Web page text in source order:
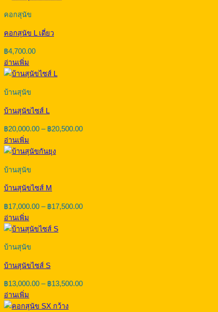
คอกสุนัข
คอกสุนัข L เดี่ยว
฿4,700.00
อ่านเพิ่ม
บ้านสุนัข
บ้านสุนัขไซส์ L
฿20,000.00 – ฿20,500.00Price
อ่านเพิ่ม
บ้านสุนัข
บ้านสุนัขไซส์ M
฿17,000.00 – ฿17,500.00Price
อ่านเพิ่ม
บ้านสุนัข
บ้านสุนัขไซส์ S
฿13,000.00 – ฿13,500.00Price
อ่านเพิ่ม